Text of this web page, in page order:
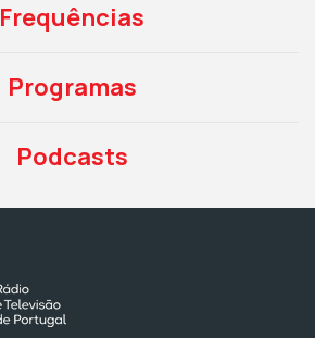
Frequências
Programas
Podcasts